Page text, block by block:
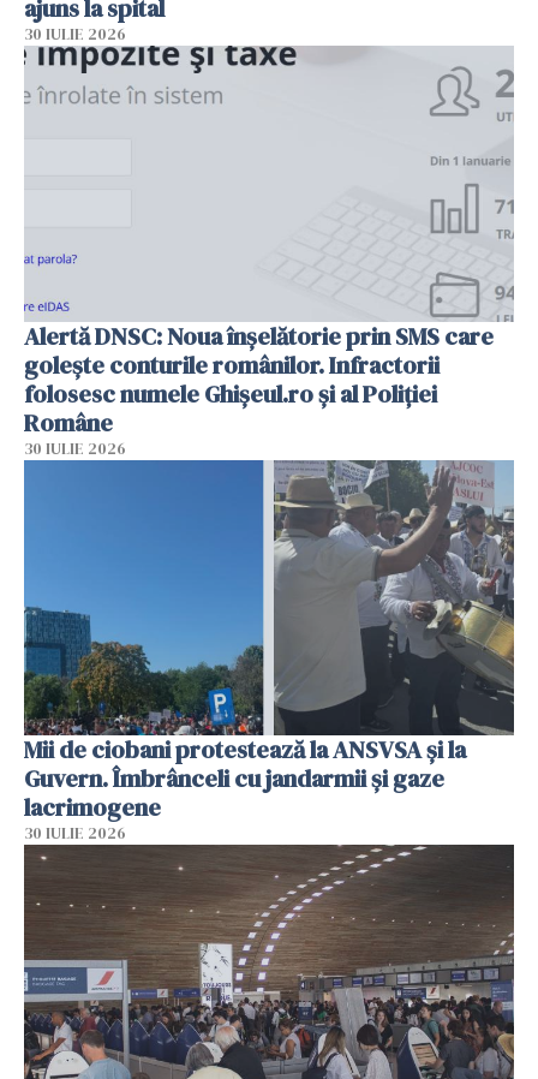
ajuns la spital
30 IULIE 2026
Alertă DNSC: Noua înșelătorie prin SMS care
golește conturile românilor. Infractorii
folosesc numele Ghișeul.ro și al Poliției
Române
30 IULIE 2026
Mii de ciobani protestează la ANSVSA și la
Guvern. Îmbrânceli cu jandarmii și gaze
lacrimogene
30 IULIE 2026